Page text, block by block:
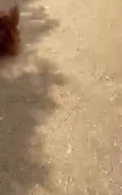
Denizli
Diyarbakır
Edirne
Elazığ
Erzincan
Erzurum